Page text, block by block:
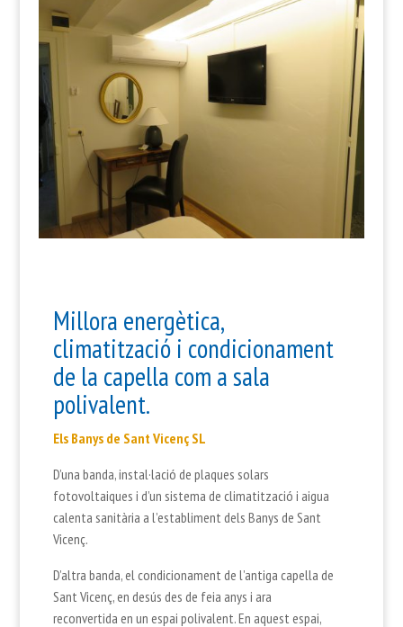
Millora energètica,
climatització i condicionament
de la capella com a sala
polivalent.
Els Banys de Sant Vicenç SL
D’una banda, instal·lació de plaques solars
fotovoltaiques i d’un sistema de climatització i aigua
calenta sanitària a l’establiment dels Banys de Sant
Vicenç.
D’altra banda, el condicionament de l’antiga capella de
Sant Vicenç, en desús des de feia anys i ara
reconvertida en un espai polivalent. En aquest espai,